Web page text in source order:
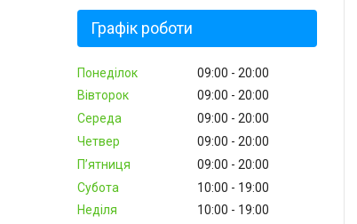
Графік роботи
Понеділок 09:00
20:00
Вівторок
09:00
20:00
Середа
09:00
20:00
Четвер
09:00
20:00
Пʼятниця
09:00
20:00
Субота
10:00
19:00
Неділя
10:00 19:00